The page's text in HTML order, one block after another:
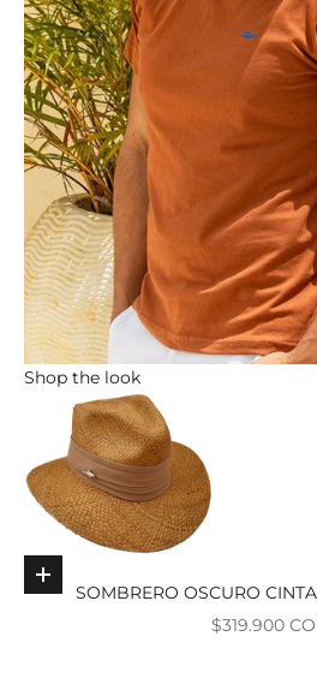
Shop the look
Elige opciones
SOMBRERO OSCURO
Precio de
$319.900